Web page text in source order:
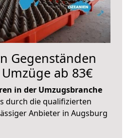
Gegenständen
ab 83€
in der Umzugsbranche
durch die qualifizierten
Anbieter in Augsburg